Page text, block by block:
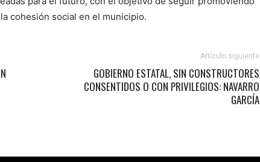
cohesión social en el municipio.
Artículo siguiente
GOBIERNO ESTATAL, SIN CONSTRUCTORES
CONSENTIDOS O CON PRIVILEGIOS: NAVARRO
GARCÍA